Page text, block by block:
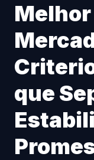
Melhor
que